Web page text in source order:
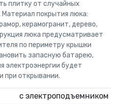
плитку от случайных
покрытия люка:
керамогранит, дерево,
люка предусматривает
по периметру крышки
запасную батарею,
электроэнергии будет
при открывании.
с электроподъемником